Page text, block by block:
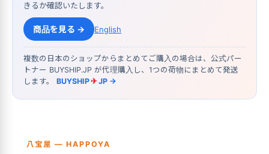
きるか確認いたします。
商品を見る → English
複数の日本のショップからまとめてご購入の場合は、公式パー
トナー BUYSHIP.JP が代理購入し、1つの荷物にまとめて発送
します。 BUYSHIP✈JP →
八宝屋 — HAPPOYA